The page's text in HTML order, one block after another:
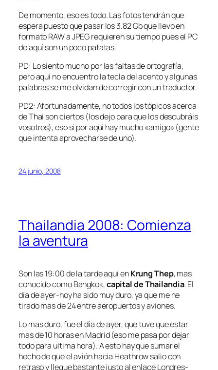
De momento, eso es todo. Las fotos tendrán que
espera puesto que pasar los 3.82 Gb que llevo en
formato RAW a JPEG requieren su tiempo pues el PC
de aquí son un poco patatas.
PD: Lo siento mucho por las faltas de ortografía,
pero aquí no encuentro la tecla del acento y algunas
palabras se me olvidan de corregir con un traductor.
PD2: Afortunadamente, no todos los tópicos acerca
de Thai son ciertos (los dejo para que los descubráis
vosotros), eso si por aquí hay mucho «amigo» (gente
que intenta aprovecharse de uno).
24 junio, 2008
Thailandia 2008: Comienza
la aventura
Son las 19:00 de la tarde aquí enKrung Thep, mas
conocido como Bangkok,capital de Thailandia. El
día de ayer-hoy ha sido muy duro, ya que me he
tirado mas de 24 entre aeropuertos y aviones.
Lo mas duro, fue el día de ayer, que tuve que estar
mas de 10 horas en Madrid (eso me pasa por dejar
todo para ultima hora). A esto hay que sumar el
hecho de que el avión hacia Heathrow salio con
retraso y llegue bastante justo al enlace Londres-